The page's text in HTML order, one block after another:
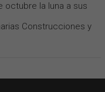
octubre la luna a sus
Construcciones y